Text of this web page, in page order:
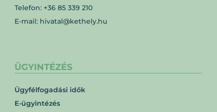
Telefon: +36 85 339 210
E-mail: hivatal@kethely.hu
ÜGYINTÉZÉS
Ügyfélfogadási idők
E-ügyintézés